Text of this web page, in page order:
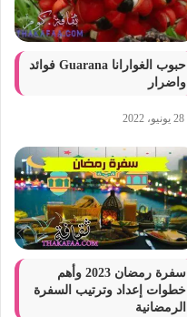
حبوب الغوارانا Guarana فوائد
واضرار
28 يونيو، 2022
سفرة رمضان 2023 وأهم
خطوات إعداد وترتيب السفرة
الرمضانية